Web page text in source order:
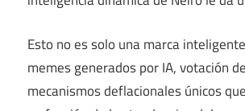
Esto no es solo una marca
memes generados por IA, votación
mecanismos deflacionales únicos